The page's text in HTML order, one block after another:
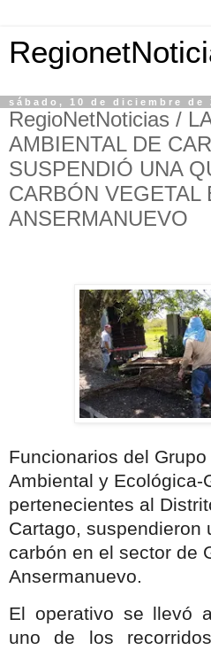
sábado, 10 de diciembre de
RegioNetNoticias /
AMBIENTAL DE
SUSPENDIÓ UNA
CARBÓN VEGETAL
ANSERMANUEVO
Funcionarios del
Ambiental y Ecológica-
pertenecientes al
Cartago, suspendieron
carbón en el sector de
Ansermanuevo.
El operativo se llevó
uno de los